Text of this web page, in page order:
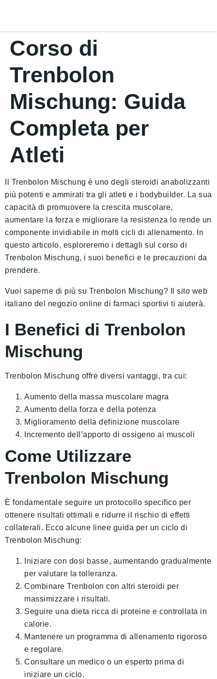
Corso di
Trenbolon
Mischung: Guida
Completa per
Atleti
Il Trenbolon Mischung è uno degli steroidi anabolizzanti
più potenti e ammirati tra gli atleti e i bodybuilder. La sua
capacità di promuovere la crescita muscolare,
aumentare la forza e migliorare la resistenza lo rende un
componente invidiabile in molti cicli di allenamento. In
questo articolo, esploreremo i dettagli sul corso di
Trenbolon Mischung, i suoi benefici e le precauzioni da
prendere.
Vuoi saperne di più su Trenbolon Mischung? Il sito web
italiano del negozio online di farmaci sportivi ti aiuterà.
I Benefici di Trenbolon
Mischung
Trenbolon Mischung offre diversi vantaggi, tra cui:
Aumento della massa muscolare magra
Aumento della forza e della potenza
Miglioramento della definizione muscolare
Incremento dell’apporto di ossigeno ai muscoli
Come Utilizzare
Trenbolon Mischung
È fondamentale seguire un protocollo specifico per
ottenere risultati ottimali e ridurre il rischio di effetti
collaterali. Ecco alcune linee guida per un ciclo di
Trenbolon Mischung:
Iniziare con dosi basse, aumentando gradualmente
per valutare la tolleranza.
Combinare Trenbolon con altri steroidi per
massimizzare i risultati.
Seguire una dieta ricca di proteine e controllata in
calorie.
Mantenere un programma di allenamento rigoroso
e regolare.
Consultare un medico o un esperto prima di
iniziare un ciclo.